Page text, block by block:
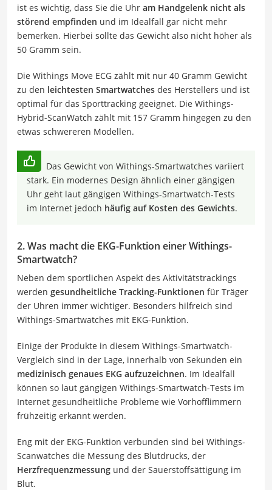
ist es wichtig, dass Sie die Uhr am Handgelenk nicht als
störend empfinden und im Idealfall gar nicht mehr
bemerken. Hierbei sollte das Gewicht also nicht höher als
50 Gramm sein.
Die Withings Move ECG zählt mit nur 40 Gramm Gewicht
zu den leichtesten Smartwatches des Herstellers und ist
optimal für das Sporttracking geeignet. Die Withings-
Hybrid-ScanWatch zählt mit 157 Gramm hingegen zu den
etwas schwereren Modellen.
Das Gewicht von Withings-Smartwatches variiert
stark. Ein modernes Design ähnlich einer gängigen
Uhr geht laut gängigen Withings-Smartwatch-Tests
im Internet jedoch häufig auf Kosten des Gewichts.
2. Was macht die EKG-Funktion einer Withings-
Smartwatch?
Neben dem sportlichen Aspekt des Aktivitätstrackings
werden gesundheitliche Tracking-Funktionen für Träger
der Uhren immer wichtiger. Besonders hilfreich sind
Withings-Smartwatches mit EKG-Funktion.
Einige der Produkte in diesem Withings-Smartwatch-
Vergleich sind in der Lage, innerhalb von Sekunden ein
medizinisch genaues EKG aufzuzeichnen. Im Idealfall
können so laut gängigen Withings-Smartwatch-Tests im
Internet gesundheitliche Probleme wie Vorhofflimmern
frühzeitig erkannt werden.
Eng mit der EKG-Funktion verbunden sind bei Withings-
Scanwatches die Messung des Blutdrucks, der
Herzfrequenzmessung und der Sauerstoffsättigung im
Blut.